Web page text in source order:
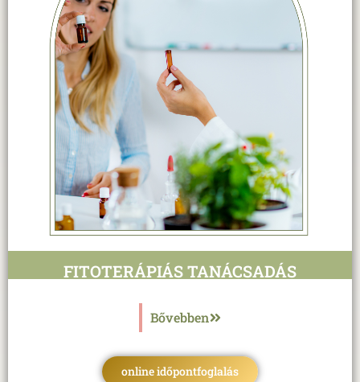
FITOTERÁPIÁS TANÁCSADÁS
Bővebben
online időpontfoglalás